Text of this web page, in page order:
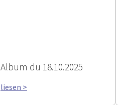
Album du 18.10.2025
liesen >